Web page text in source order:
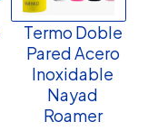
Termo Doble
Pared Acero
Inoxidable
Nayad
Roamer